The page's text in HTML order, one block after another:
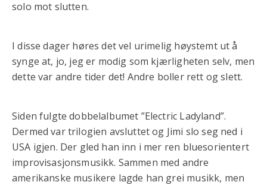
solo mot slutten.
I disse dager høres det vel urimelig høystemt ut å
synge at, jo, jeg er modig som kjærligheten selv, men
dette var andre tider det! Andre boller rett og slett.
Siden fulgte dobbelalbumet ”Electric Ladyland”.
Dermed var trilogien avsluttet og Jimi slo seg ned i
USA igjen. Der gled han inn i mer ren bluesorientert
improvisasjonsmusikk. Sammen med andre
amerikanske musikere lagde han grei musikk, men